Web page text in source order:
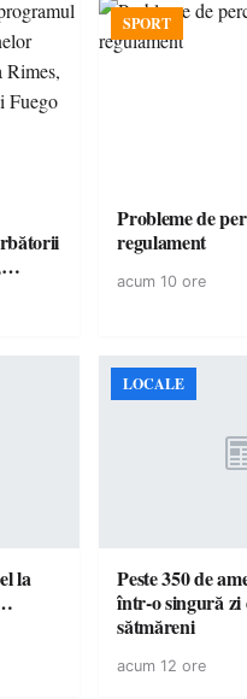
SPORT
Probleme de
regulament
acum 10 ore
la
LOCALE
Peste 350 de
într-o singură zi
sătmăreni
acum 12 ore